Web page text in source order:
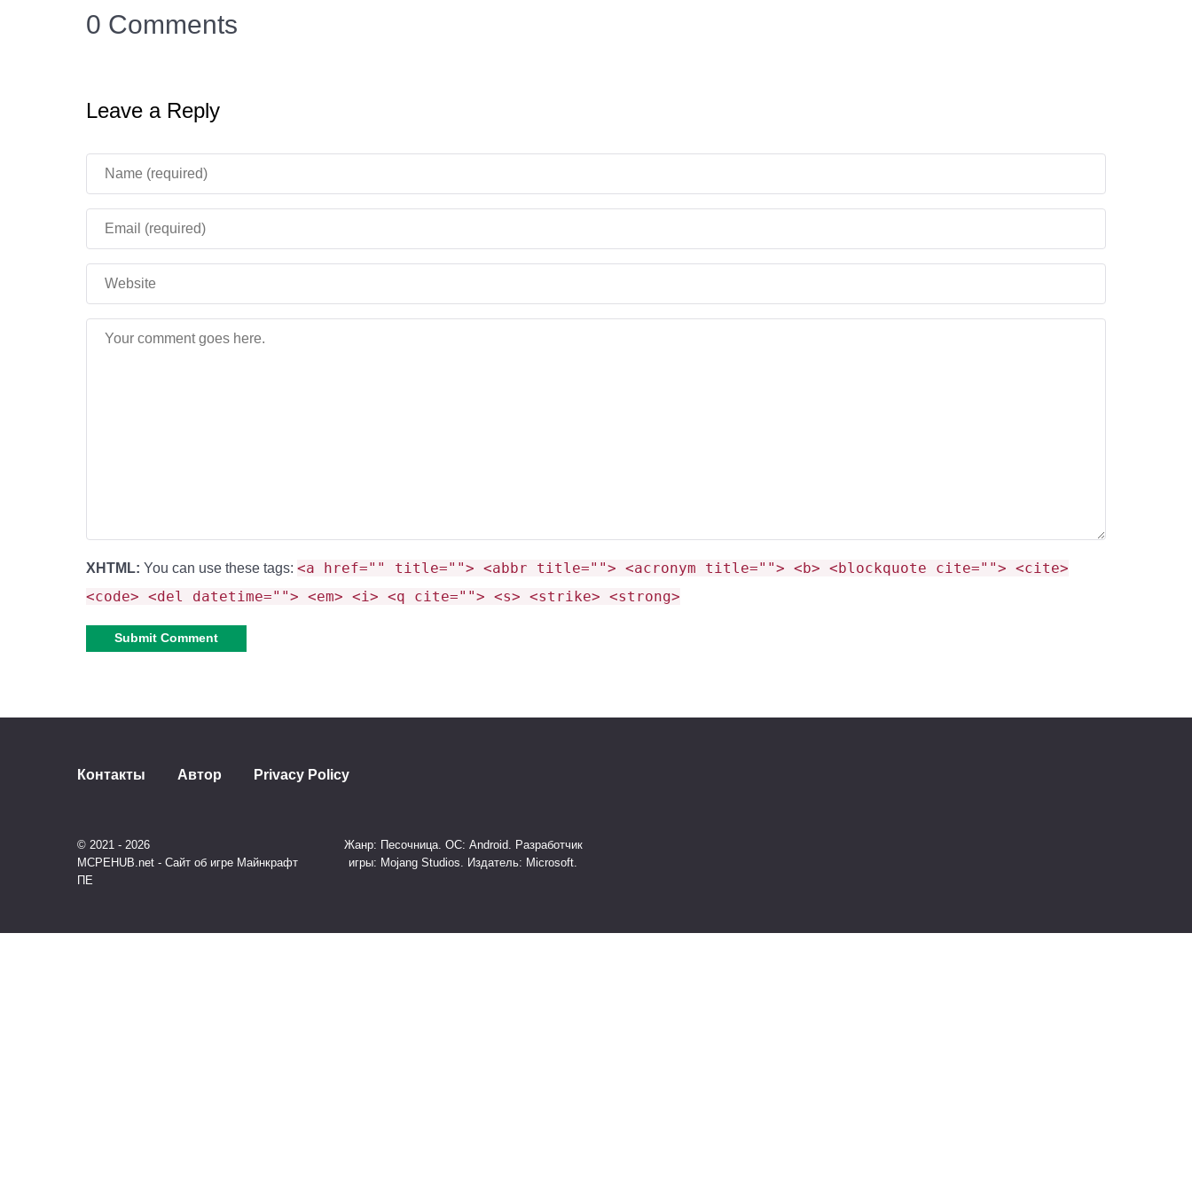
0 Comments
Leave a Reply
XHTML: You can use these tags: <a href="" title=""> <abbr title=""> <acronym title=""> <b> <blockquote cite=""> <cite>
<code> <del datetime=""> <em> <i> <q cite=""> <s> <strike> <strong>
Контакты Автор Privacy Policy
© 2021 - 2026
MCPEHUB.net - Сайт об игре Майнкрафт
ПЕ
Жанр: Песочница. ОС: Android. Разработчик
игры: Mojang Studios. Издатель: Microsoft.